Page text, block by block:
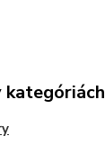
kategóriách